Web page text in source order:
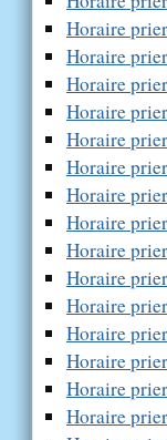
Horaire
Horaire
Horaire
Horaire
Horaire
Horaire
Horaire
Horaire
Horaire
Horaire
Horaire
Horaire
Horaire
Horaire
Horaire